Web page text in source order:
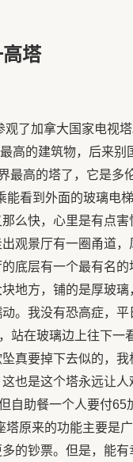
塔
了加拿大国家电视塔
高的建筑物，后来别
最高的塔了，它是多
看到外面的玻璃电
么快，心里是有点害
景厅有一圈甬道，
底层有一个最有名的
地方，铺的是厚玻璃
。我没有恐高症，
站在玻璃边上往下一
真要掉下去似的，我
也是这个塔永远让人
助餐一个人要付65
塔原来的功能主要是
的钞票。但是，能